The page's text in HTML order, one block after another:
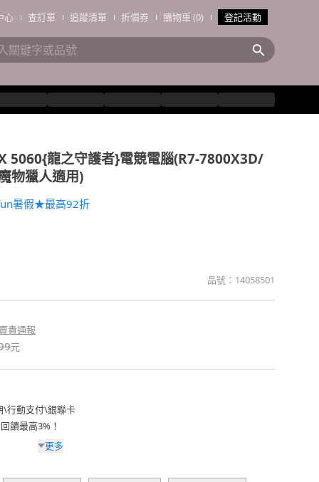
心 查訂單 追蹤清單 折價券 購物車 (0) 登記活動
5060{龍之守護者}電競電腦(R7-7800X3D/
物獵人適用)
暑假★最高92折
品號： 14058501
貴通報
元
\行動支付\銀聯卡
饋最高3%！
更多